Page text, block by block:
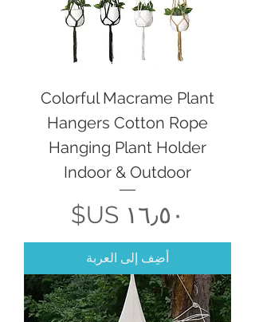
Colorful Macrame Plant
Hangers Cotton Rope
Hanging Plant Holder
Indoor & Outdoor
السعر
أضِف إلى العربة